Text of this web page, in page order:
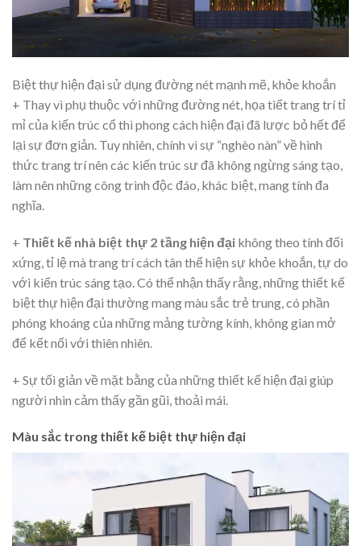
Biệt thự hiện đại sử dụng đường nét mạnh mẽ, khỏe khoắn
+ Thay vì phụ thuộc với những đường nét, họa tiết trang trí tỉ
mỉ của kiến trúc cổ thì phong cách hiện đại đã lược bỏ hết để
lại sự đơn giản. Tuy nhiên, chính vì sự “nghèo nàn” về hình
thức trang trí nên các kiến trúc sư đã không ngừng sáng tạo,
làm nên những công trình độc đáo, khác biệt, mang tính đa
nghĩa.
+ Thiết kế nhà biệt thự 2 tầng hiện đại không theo tính đối
xứng, tỉ lệ mà trang trí cách tân thể hiện sự khỏe khoắn, tự do
với kiến trúc sáng tạo. Có thể nhận thấy rằng, những thiết kế
biệt thự hiện đại thường mang màu sắc trẻ trung, có phần
phóng khoáng của những mảng tường kính, không gian mở
để kết nối với thiên nhiên.
+ Sự tối giản về mặt bằng của những thiết kế hiện đại giúp
người nhìn cảm thấy gần gũi, thoải mái.
Màu sắc trong thiết kế biệt thự hiện đại